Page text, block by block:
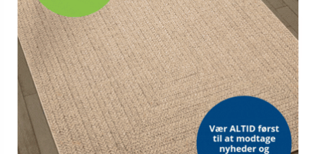
Flufsan voksenbleer 15 stk.
str. XL
Flufsan inkontinensbind til
kvinder 120 stk.